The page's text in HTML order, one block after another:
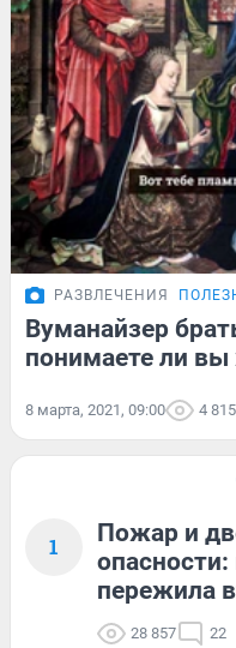
РАЗВЛЕЧЕНИЯ
Вуманайзер
понимаете ли
8 марта, 2021, 09:00 4 815
1
Пожар и
пережила
28 857 22